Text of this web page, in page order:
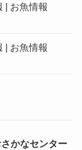
| お魚情報
| お魚情報
さかなセンター